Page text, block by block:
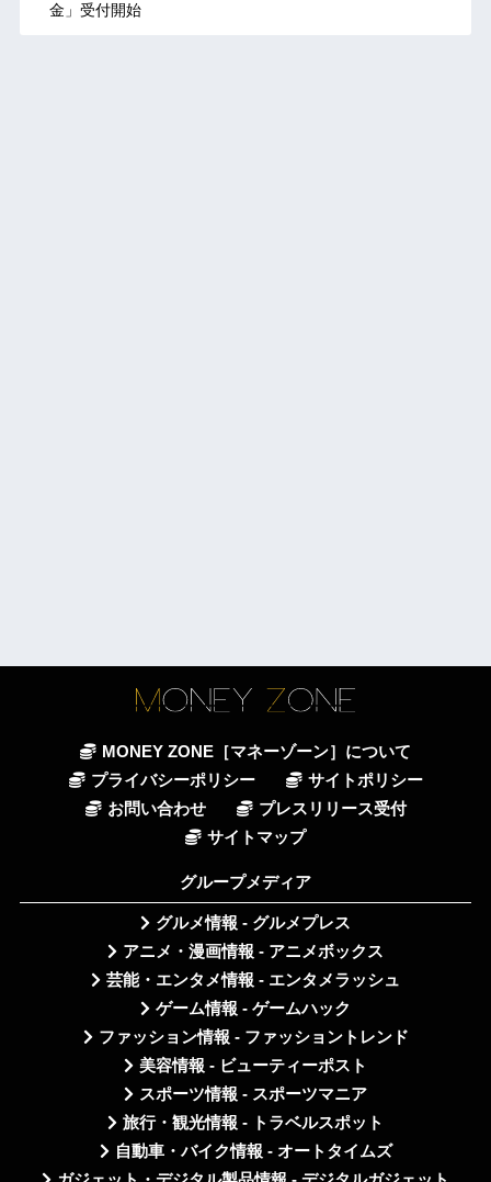
金」受付開始
MONEY ZONE［マネーゾーン］について
プライバシーポリシー
サイトポリシー
お問い合わせ
プレスリリース受付
サイトマップ
グループメディア
グルメ情報 - グルメプレス
アニメ・漫画情報 - アニメボックス
芸能・エンタメ情報 - エンタメラッシュ
ゲーム情報 - ゲームハック
ファッション情報 - ファッショントレンド
美容情報 - ビューティーポスト
スポーツ情報 - スポーツマニア
旅行・観光情報 - トラベルスポット
自動車・バイク情報 - オートタイムズ